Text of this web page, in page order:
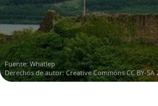
Fuente: Whatlep
Derechos de autor:Creative Commons CC BY-SA